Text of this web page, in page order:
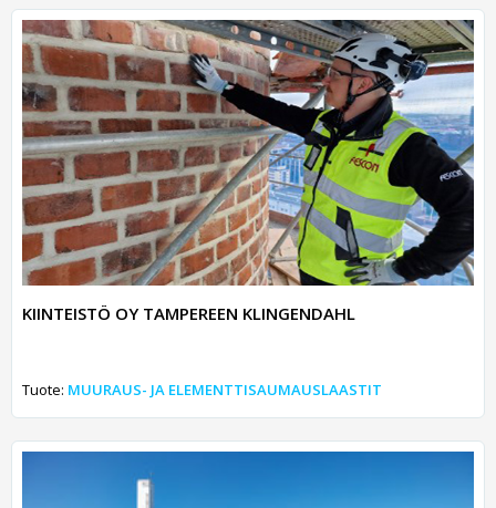
KIINTEISTÖ OY TAMPEREEN KLINGENDAHL
Tuote: MUURAUS- JA ELEMENTTISAUMAUSLAASTIT